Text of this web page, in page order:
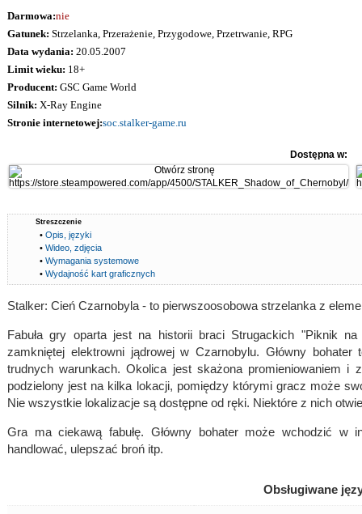
Darmowa:nie
Gatunek: Strzelanka, Przerażenie, Przygodowe, Przetrwanie, RPG
Data wydania: 20.05.2007
Limit wieku: 18+
Producent: GSC Game World
Silnik: X-Ray Engine
Stronie internetowej:soc.stalker-game.ru
Dostępna w:
Streszczenie
• Opis, języki
• Wideo, zdjęcia
• Wymagania systemowe
• Wydajność kart graficznych
Stalker: Cień Czarnobyla - to pierwszoosobowa strzelanka z
Fabuła gry oparta jest na historii braci Strugackich "Piknik
zamkniętej elektrowni jądrowej w Czarnobylu. Główny
trudnych warunkach. Okolica jest skażona promieniowaniem i
podzielony jest na kilka lokacji, pomiędzy którymi gracz może
Nie wszystkie lokalizacje są dostępne od ręki. Niektóre z nich
Gra ma ciekawą fabułę. Główny bohater może wchodzić w
handlować, ulepszać broń itp.
Obsługiwane